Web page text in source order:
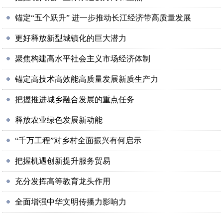
锚定“五个跃升” 进一步推动长江经济带高质量发展
更好释放新型城镇化的巨大潜力
聚焦构建高水平社会主义市场经济体制
锚定高技术高效能高质量发展新质生产力
把握推进城乡融合发展的重点任务
释放农业绿色发展新动能
“千万工程”对乡村全面振兴有何启示
把握机遇创新提升服务贸易
充分发挥高等教育龙头作用
全面增强中华文明传播力影响力